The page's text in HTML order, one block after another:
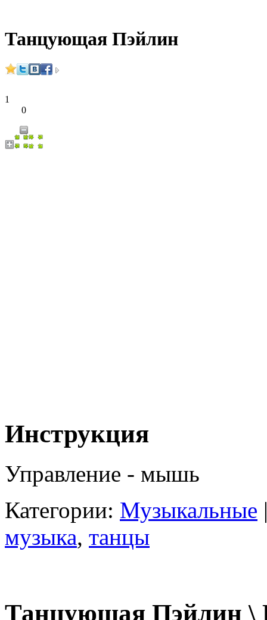
Танцующая Пэйлин
1
0
Инструкция
Управление - мышь
Категории: Музыкальные
музыка, танцы
Танцующая Пэйлин \